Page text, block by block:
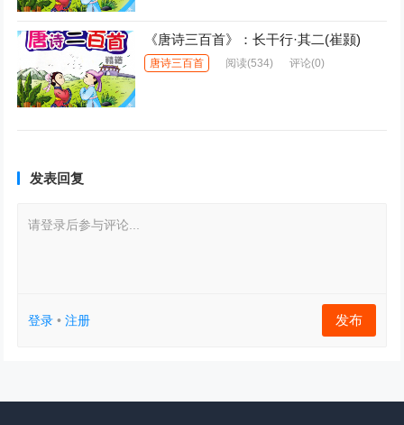
《唐诗三百首》：长干行·其二(崔颢)
唐诗三百首 阅读(534) 评论(0)
发表回复
请登录后参与评论...
登录 •注册 发布